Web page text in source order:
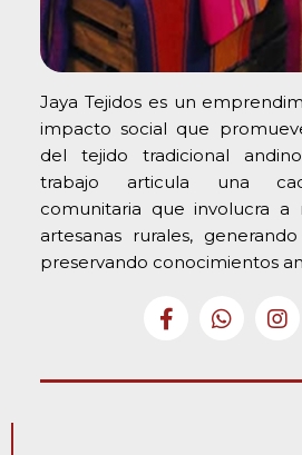
Jaya Tejidos es un
impacto social que
del tejido tradicional
trabajo articula una
comunitaria que involucra a
artesanas rurales,
preservando conocimientos